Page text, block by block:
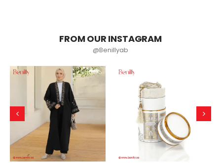
FROM OUR INSTAGRAM
@Benillyab